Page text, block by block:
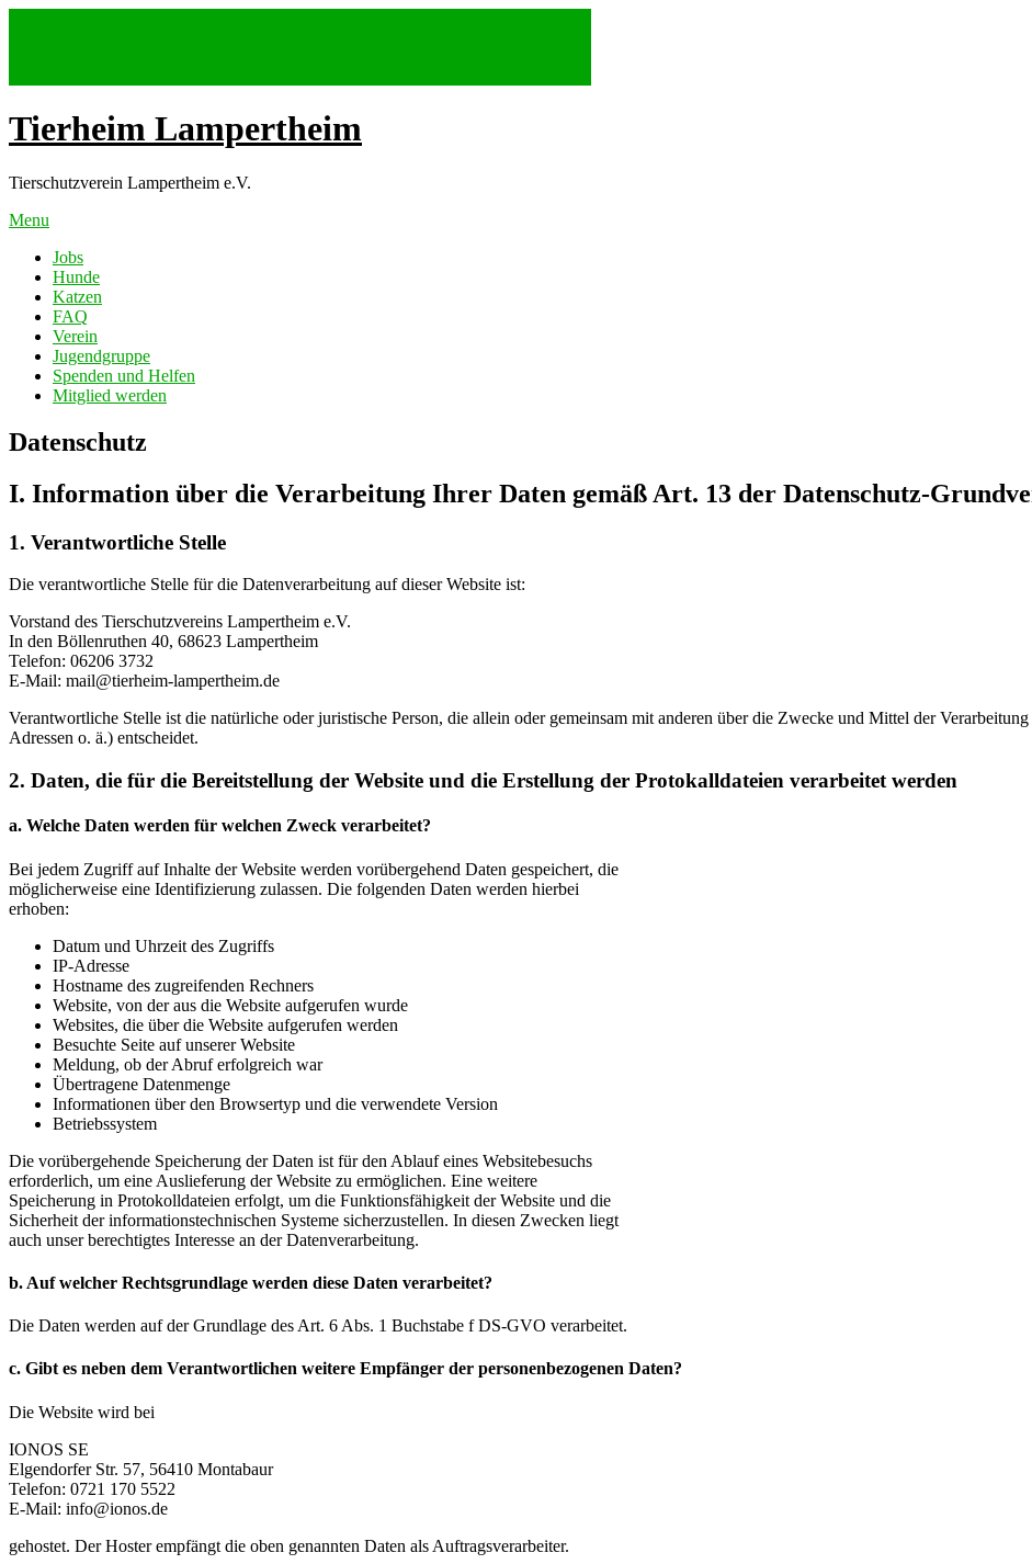
Tierheim Lampertheim
Tierschutzverein Lampertheim e.V.
Menu
Jobs
Hunde
Katzen
FAQ
Verein
Jugendgruppe
Spenden und Helfen
Mitglied werden
Datenschutz
I. Information über die Verarbeitung Ihrer Daten gemäß Art. 13 der Datenschutz-
1. Verantwortliche Stelle
Die verantwortliche Stelle für die Datenverarbeitung auf dieser Website ist:
Vorstand des Tierschutzvereins Lampertheim e.V.
In den Böllenruthen 40, 68623 Lampertheim
Telefon: 06206 3732
E-Mail: mail@tierheim-lampertheim.de
Verantwortliche Stelle ist die natürliche oder juristische Person, die allein oder gemeinsam mit anderen über die Zwecke und Mittel der
Adressen o. ä.) entscheidet.
2. Daten, die für die Bereitstellung der Website und die Erstellung der Protokalldateien verarbeitet werden
a. Welche Daten werden für welchen Zweck verarbeitet?
Bei jedem Zugriff auf Inhalte der Website werden vorübergehend Daten gespeichert, die
möglicherweise eine Identifizierung zulassen. Die folgenden Daten werden hierbei
erhoben:
Datum und Uhrzeit des Zugriffs
IP-Adresse
Hostname des zugreifenden Rechners
Website, von der aus die Website aufgerufen wurde
Websites, die über die Website aufgerufen werden
Besuchte Seite auf unserer Website
Meldung, ob der Abruf erfolgreich war
Übertragene Datenmenge
Informationen über den Browsertyp und die verwendete Version
Betriebssystem
Die vorübergehende Speicherung der Daten ist für den Ablauf eines Websitebesuchs
erforderlich, um eine Auslieferung der Website zu ermöglichen. Eine weitere
Speicherung in Protokolldateien erfolgt, um die Funktionsfähigkeit der Website und die
Sicherheit der informationstechnischen Systeme sicherzustellen. In diesen Zwecken liegt
auch unser berechtigtes Interesse an der Datenverarbeitung.
b. Auf welcher Rechtsgrundlage werden diese Daten verarbeitet?
Die Daten werden auf der Grundlage des Art. 6 Abs. 1 Buchstabe f DS-GVO verarbeitet.
c. Gibt es neben dem Verantwortlichen weitere Empfänger der personenbezogenen Daten?
Die Website wird bei
IONOS SE
Elgendorfer Str. 57, 56410 Montabaur
Telefon: 0721 170 5522
E-Mail: info@ionos.de
gehostet. Der Hoster empfängt die oben genannten Daten als Auftragsverarbeiter.